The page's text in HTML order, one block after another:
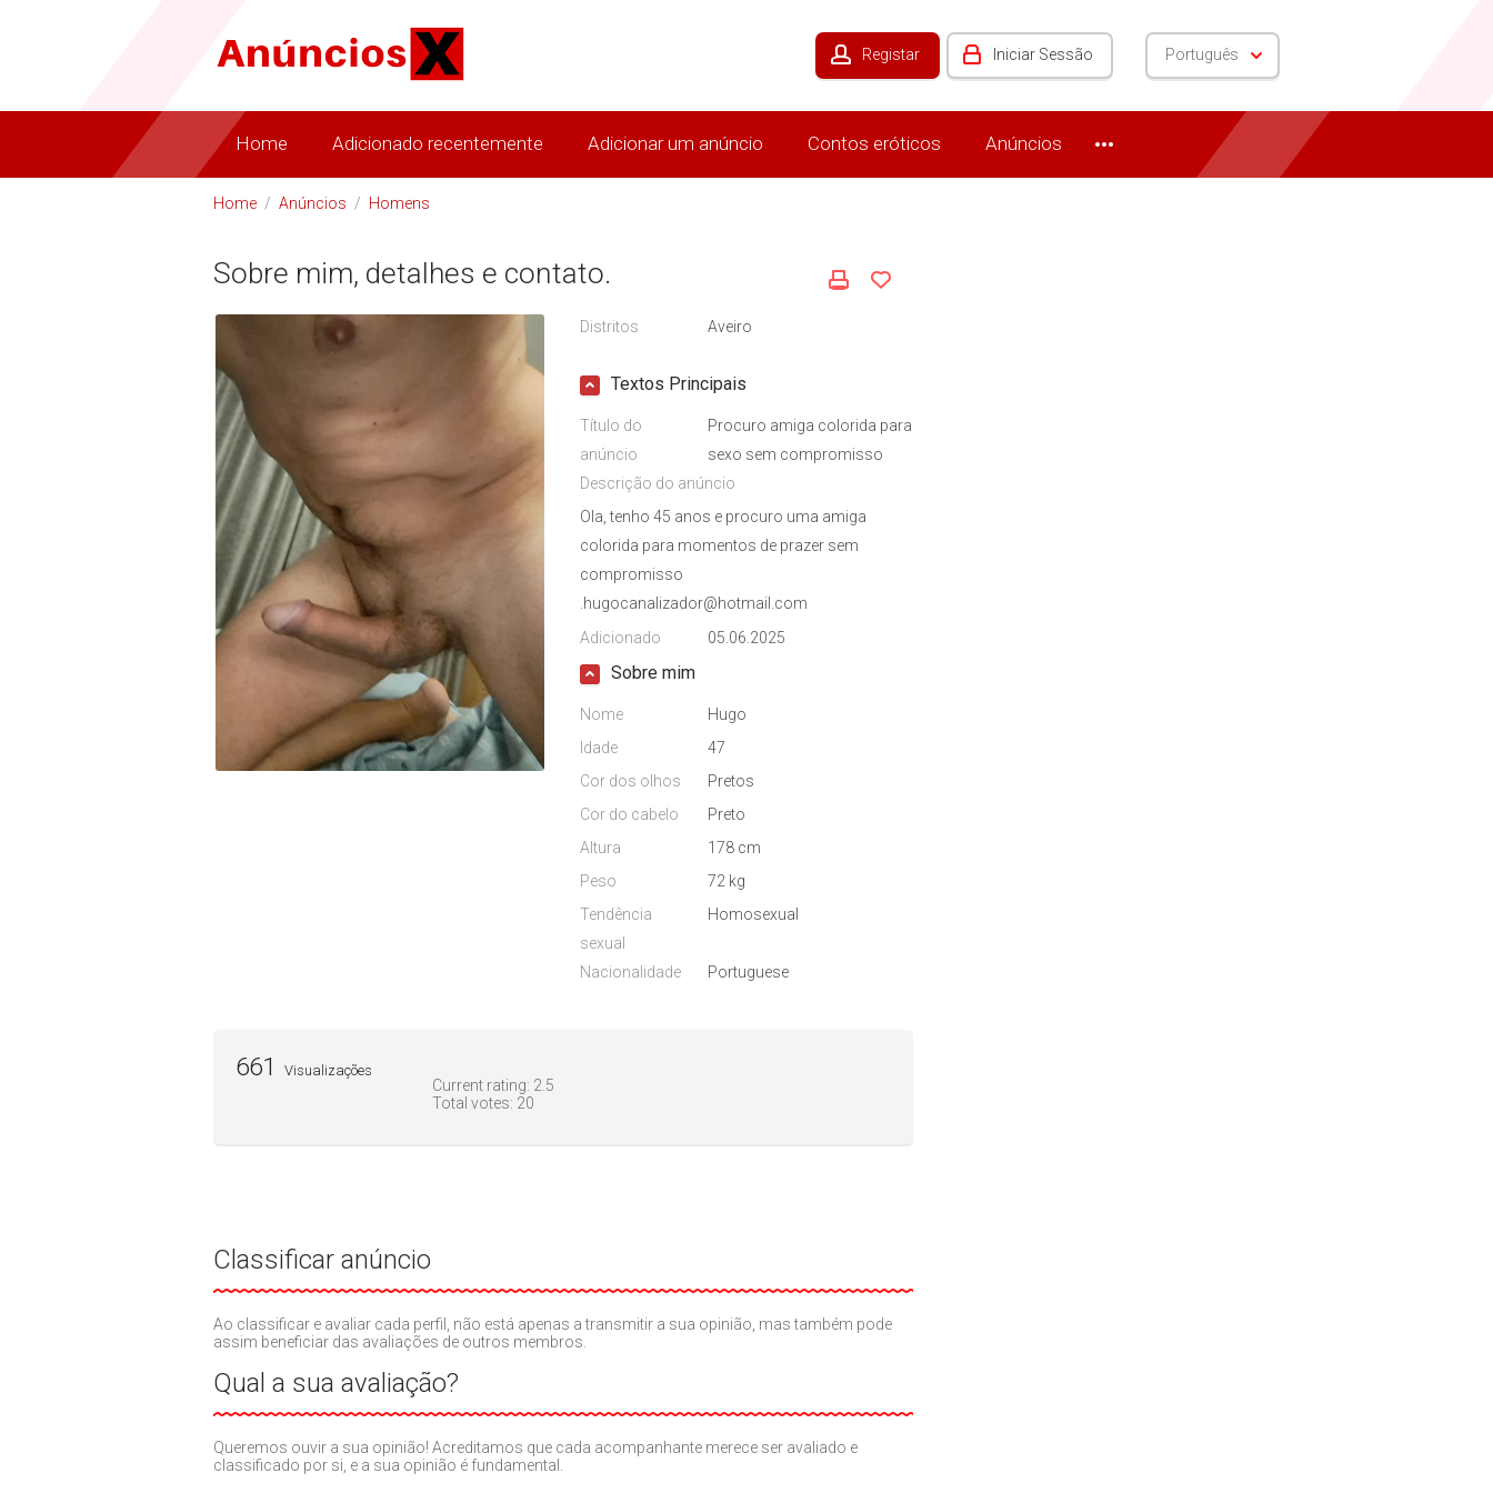
Registar Iniciar Sessão Português
Home Adicionado recentemente Adicionar um anúncio Contos eróticos Anúncios
Home / Anúncios / Homens
Sobre mim, detalhes e contato.
Distritos Aveiro
Textos Principais
Título do
anúncio
Procuro amiga colorida para
sexo sem compromisso
Descrição do anúncio
Ola, tenho 45 anos e procuro uma amiga
colorida para momentos de prazer sem
compromisso
.hugocanalizador@hotmail.com
Adicionado
05.06.2025
Sobre mim
Nome
Hugo
Idade
47
Cor dos olhos
Pretos
Cor do cabelo
Preto
Altura
178 cm
Peso
72 kg
Tendência
sexual
Homosexual
Nacionalidade Portuguese
Current rating: 2.5
Total votes: 20
661 Visualizações
Classificar anúncio
Ao classificar e avaliar cada perfil, não está apenas a transmitir a sua opinião, mas também pode
assim beneficiar das avaliações de outros membros.
Qual a sua avaliação?
Queremos ouvir a sua opinião! Acreditamos que cada acompanhante merece ser avaliado e
classificado por si, e a sua opinião é fundamental.